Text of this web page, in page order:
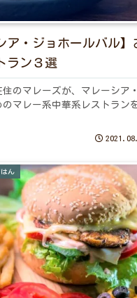
ア・ジョホールバル
ラン３選
住のマレーズが、マレーシア
のマレー系中華系レストラン
ん